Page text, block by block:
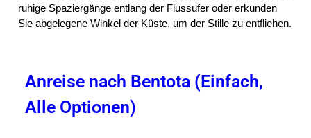
ruhige Spaziergänge entlang der Flussufer oder erkunden
Sie abgelegene Winkel der Küste, um der Stille zu entfliehen.
Anreise nach Bentota (Einfach,
Alle Optionen)